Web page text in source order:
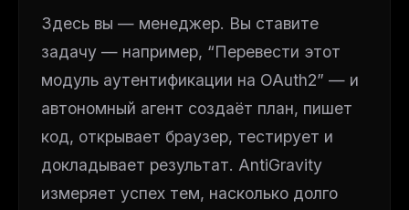
Здесь вы — менеджер. Вы ставите
задачу — например, “Перевести этот
модуль аутентификации на OAuth2” — и
автономный агент создаёт план, пишет
код, открывает браузер, тестирует и
докладывает результат. AntiGravity
измеряет успех тем, насколько долго